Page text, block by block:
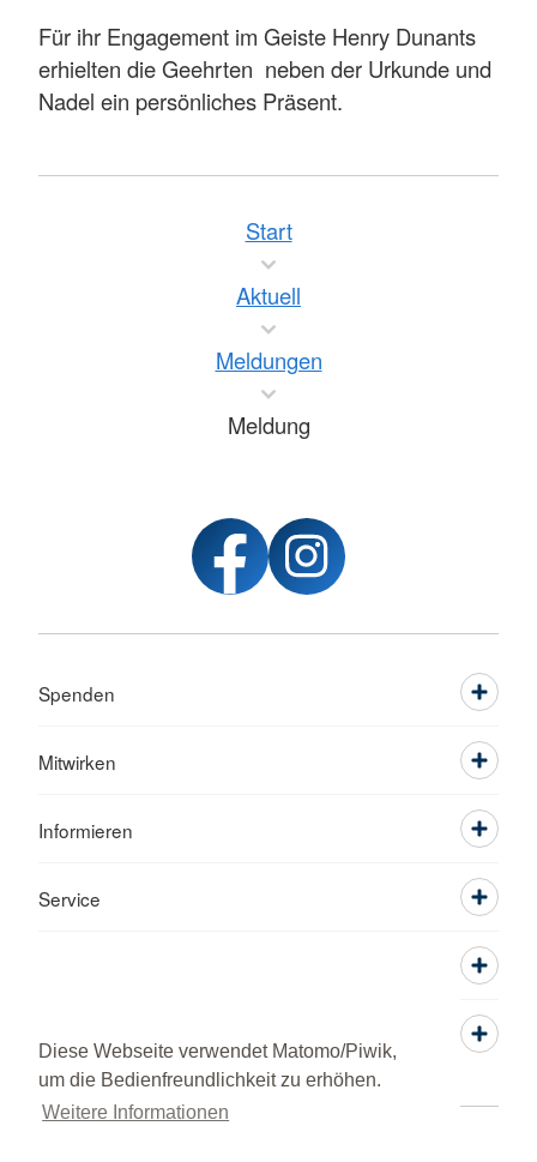
Diese Webseite verwendet Matomo/Piwik,
um die Bedienfreundlichkeit zu erhöhen.
Weitere Informationen
Für ihr Engagement im Geiste Henry Dunants
erhielten die Geehrten neben der Urkunde und
Nadel ein persönliches Präsent.
Start
Aktuell
Meldungen
Meldung
Spenden
Mitwirken
Informieren
Service